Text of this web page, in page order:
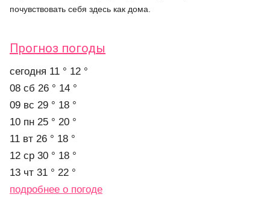
почувствовать себя здесь как дома.
Прогноз погоды
cегодня 11 ° 12 °
08 сб 26 ° 14 °
09 вс 29 ° 18 °
10 пн 25 ° 20 °
11 вт 26 ° 18 °
12 ср 30 ° 18 °
13 чт 31 ° 22 °
подробнее о погоде